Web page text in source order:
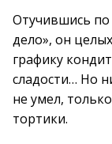
Отучившись по
дело», он
графику
сладости… Но
не умел,
тортики.